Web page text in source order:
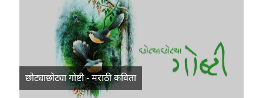
छोट्याछोट्या गोष्टी - मराठी कविता